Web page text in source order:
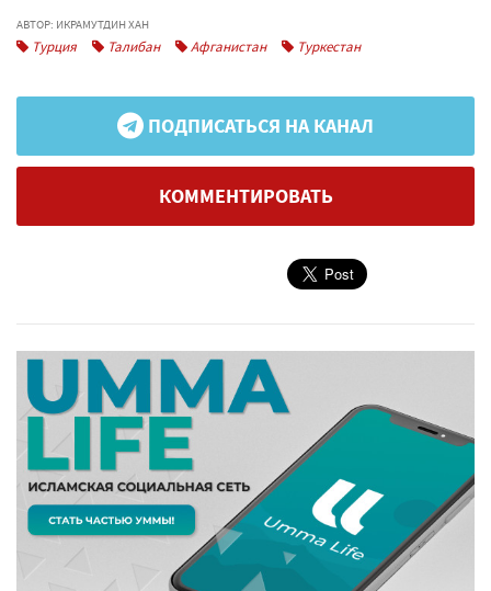
АВТОР: ИКРАМУТДИН ХАН
Турция Талибан Афганистан Туркестан
ПОДПИСАТЬСЯ НА КАНАЛ
КОММЕНТИРОВАТЬ